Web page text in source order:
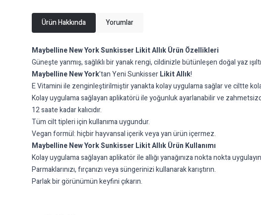
Ürün Hakkında Yorumlar
Maybelline New York Sunkisser Likit Allık Ürün Özellikleri
Güneşte yanmış, sağlıklı bir yanak rengi, cildinizle bütünleşen doğal yaz
Maybelline New York’tan Yeni SunkisserLikit Allık!
E Vitamini ile zenginleştirilmiştir yanakta kolay uygulama sağlar ve ciltte
Kolay uygulama sağlayan aplikatörü ile yoğunluk ayarlanabilir ve
12 saate kadar kalıcıdır.
Tüm cilt tipleri için kullanıma uygundur.
Vegan formül: hiçbir hayvansal içerik veya yan ürün içermez.
Maybelline New York Sunkisser Likit Allık Ürün Kullanımı
Kolay uygulama sağlayan aplikatör ile allığı yanağınıza nokta nokta
Parmaklarınızı, fırçanızı veya süngerinizi kullanarak karıştırın.
Parlak bir görünümün keyfini çıkarın.